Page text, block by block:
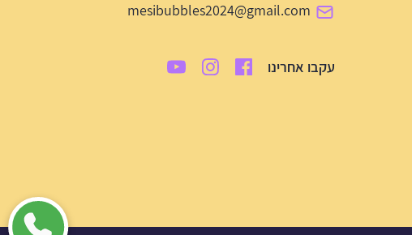
mesibubbles2024@gmail.com
עקבו אחרינו